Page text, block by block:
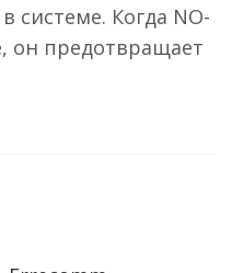
системе. Когда NO-
он предотвращает